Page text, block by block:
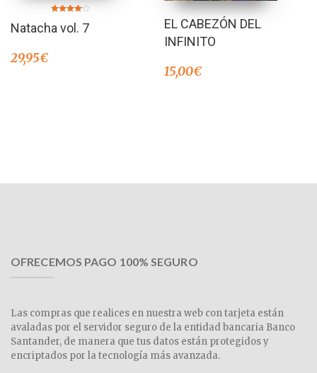
en
4.00
Natacha vol. 7
29,95€
EL CABEZÓN DEL
INFINITO
15,00€
OFRECEMOS PAGO 100% SEGURO
Las compras que realices en nuestra web con tarjeta están
avaladas por el servidor seguro de la entidad bancaria Banco
Santander, de manera que tus datos están protegidos y
encriptados por la tecnología más avanzada.